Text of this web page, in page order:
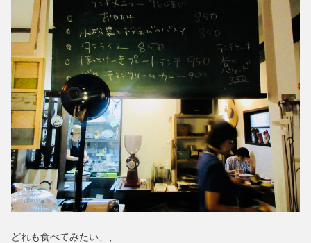
どれも食べてみたい、、